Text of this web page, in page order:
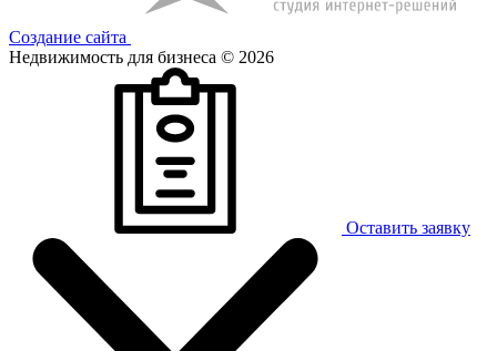
Создание сайта
Недвижимость для бизнеса © 2026
Оставить заявку